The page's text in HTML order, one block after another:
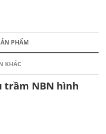
PHẨM
KHÁC
trầm NBN hình